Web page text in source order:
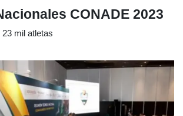
CONADE 2023
mil atletas